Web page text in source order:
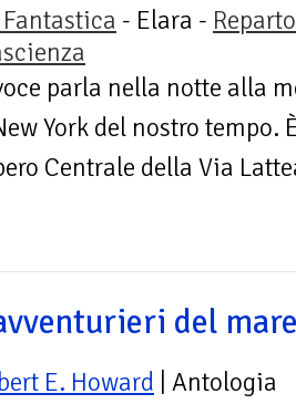
- Elara - Reparto
parla nella notte alla
York del nostro tempo.
Centrale della Via
del
E. Howard | Antologia